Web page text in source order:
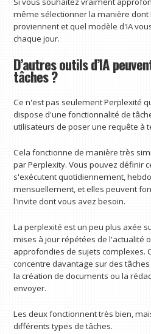
même sélectionner la manière
proviennent et quel modèle d'IA
chaque jour.
D’autres outils d’IA
tâches ?
Ce n'est pas seulement Perplexité
dispose d'une fonctionnalité de
utilisateurs de poser une requête à
Cela fonctionne de manière très
par Perplexity. Vous pouvez définir
s'exécutent quotidiennement,
mensuellement, et elles peuvent
l'invite dont vous avez besoin.
La perplexité est un peu plus axée
mises à jour répétées de l'actualité
approfondies de sujets complexes.
concentre davantage sur des
la création de documents ou la
envoyer.
Les deux fonctionnent très bien,
différents types de tâches.